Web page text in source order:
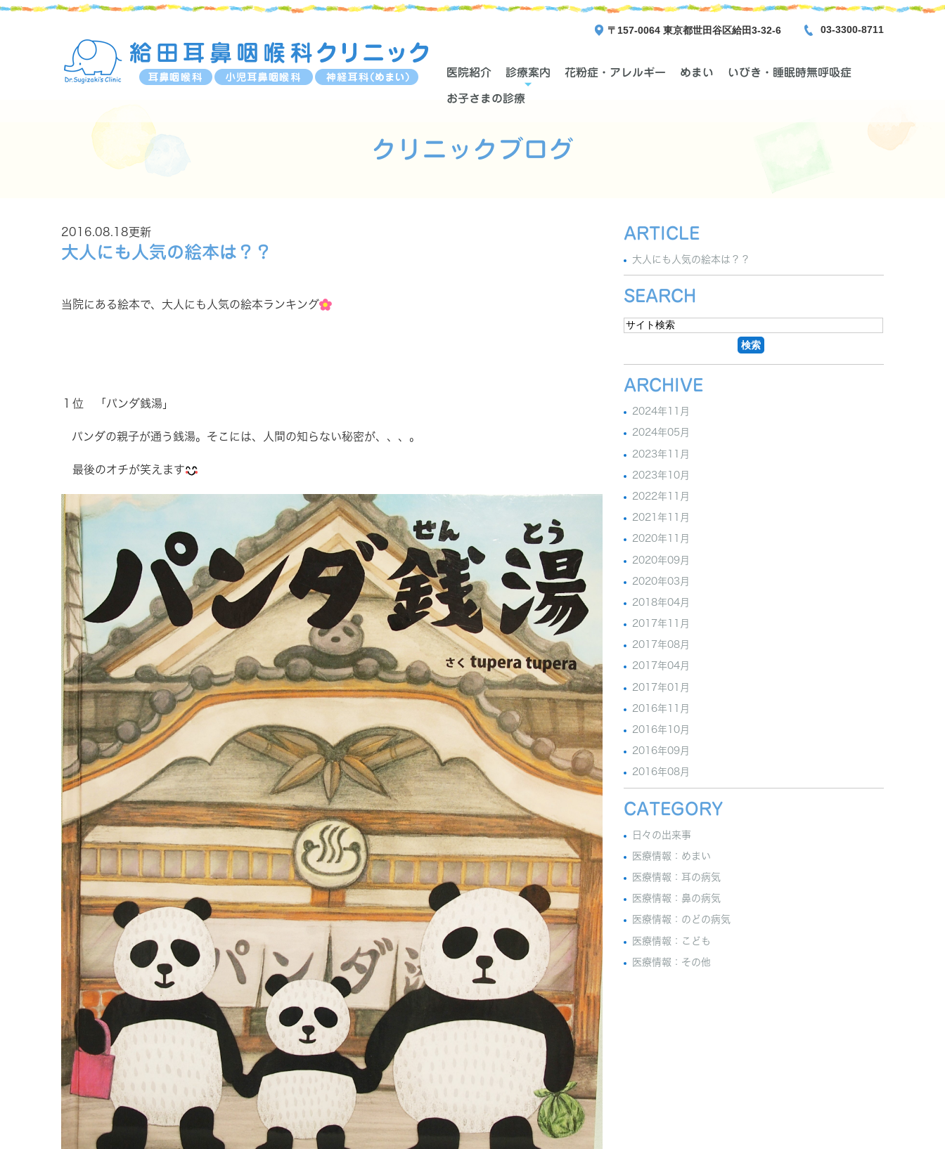
〒157-0064 東京都世田谷区給田3-32-6 03-3300-8711
医院紹介 診療案内 花粉症・アレルギー めまい いびき・睡眠時無呼吸症
お子さまの診療
クリニックブログ
2016.08.18更新
大人にも人気の絵本は？？
当院にある絵本で、大人にも人気の絵本ランキング
１位 「パンダ銭湯」
パンダの親子が通う銭湯。そこには、人間の知らない秘密が、、、。
最後のオチが笑えます
ARTICLE
大人にも人気の絵本は？？
SEARCH
ARCHIVE
2024年11月
2024年05月
2023年11月
2023年10月
2022年11月
2021年11月
2020年11月
2020年09月
2020年03月
2018年04月
2017年11月
2017年08月
2017年04月
2017年01月
2016年11月
2016年10月
2016年09月
2016年08月
CATEGORY
日々の出来事
医療情報：めまい
医療情報：耳の病気
医療情報：鼻の病気
医療情報：のどの病気
医療情報：こども
医療情報：その他